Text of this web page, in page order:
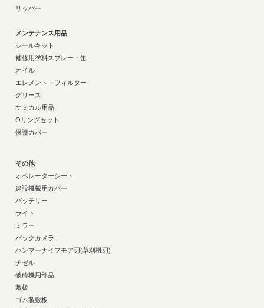
リッパー
メンテナンス用品
シールキット
補修用塗料スプレー・缶
オイル
エレメント・フィルター
グリース
ケミカル用品
Oリングセット
保護カバー
その他
オペレーターシート
建設機械用カバー
バッテリー
ライト
ミラー
バックカメラ
ハンマーナイフモア刃(草刈機刃)
チゼル
破砕機用部品
敷板
ゴム製敷板